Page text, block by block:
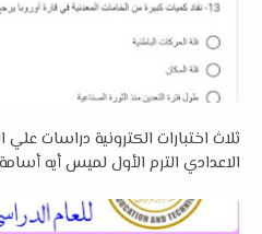
ثلاث اختبارات الكترونية دراسات
الاعدادي الترم الأول لميس أيه أسامة